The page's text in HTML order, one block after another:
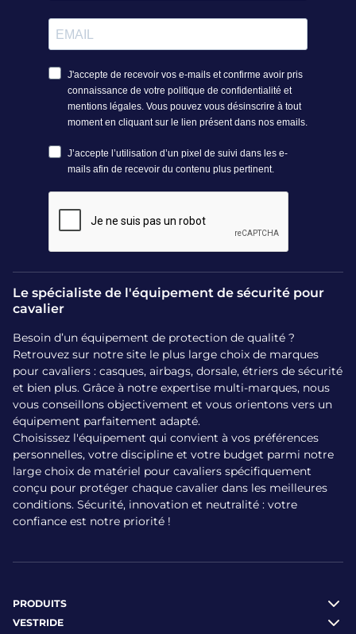
Le spécialiste de l'équipement de sécurité pour
cavalier
Besoin d’un équipement de protection de qualité ?
Retrouvez sur notre site le plus large choix de marques
pour cavaliers : casques, airbags, dorsale, étriers de sécurité
et bien plus. Grâce à notre expertise multi-marques, nous
vous conseillons objectivement et vous orientons vers un
équipement parfaitement adapté.
Choisissez l'équipement qui convient à vos préférences
personnelles, votre discipline et votre budget parmi notre
large choix de matériel pour cavaliers spécifiquement
conçu pour protéger chaque cavalier dans les meilleures
conditions. Sécurité, innovation et neutralité : votre
confiance est notre priorité !
PRODUITS
VESTRIDE